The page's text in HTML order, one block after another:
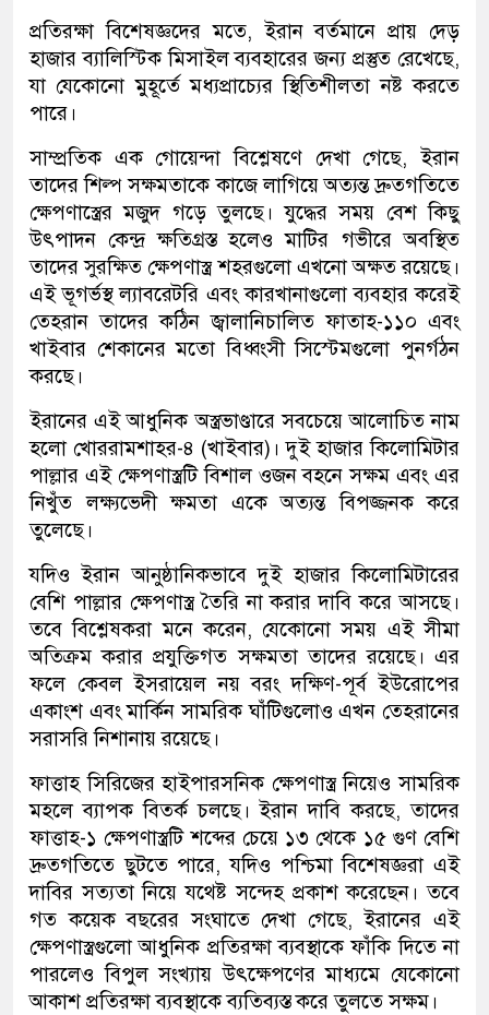
প্রতিরক্ষা বিশেষজ্ঞদের মতে, ইরান বর্তমানে প্রায় দেড়
হাজার ব্যালিস্টিক মিসাইল ব্যবহারের জন্য প্রস্তুত রেখেছে,
যা যেকোনো মুহূর্তে মধ্যপ্রাচ্যের স্থিতিশীলতা নষ্ট করতে
পারে।
সাম্প্রতিক এক গোয়েন্দা বিশ্লেষণে দেখা গেছে, ইরান
তাদের শিল্প সক্ষমতাকে কাজে লাগিয়ে অত্যন্ত দ্রুতগতিতে
ক্ষেপণাস্ত্রের মজুদ গড়ে তুলছে। যুদ্ধের সময় বেশ কিছু
উৎপাদন কেন্দ্র ক্ষতিগ্রস্ত হলেও মাটির গভীরে অবস্থিত
তাদের সুরক্ষিত ক্ষেপণাস্ত্র শহরগুলো এখনো অক্ষত রয়েছে।
এই ভূগর্ভস্থ ল্যাবরেটরি এবং কারখানাগুলো ব্যবহার করেই
তেহরান তাদের কঠিন জ্বালানিচালিত ফাতাহ-১১০ এবং
খাইবার শেকানের মতো বিধ্বংসী সিস্টেমগুলো পুনর্গঠন
করছে।
ইরানের এই আধুনিক অস্ত্রভাণ্ডারে সবচেয়ে আলোচিত নাম
হলো খোররামশাহর-৪ (খাইবার)। দুই হাজার কিলোমিটার
পাল্লার এই ক্ষেপণাস্ত্রটি বিশাল ওজন বহনে সক্ষম এবং এর
নিখুঁত লক্ষ্যভেদী ক্ষমতা একে অত্যন্ত বিপজ্জনক করে
তুলেছে।
যদিও ইরান আনুষ্ঠানিকভাবে দুই হাজার কিলোমিটারের
বেশি পাল্লার ক্ষেপণাস্ত্র তৈরি না করার দাবি করে আসছে।
তবে বিশ্লেষকরা মনে করেন, যেকোনো সময় এই সীমা
অতিক্রম করার প্রযুক্তিগত সক্ষমতা তাদের রয়েছে। এর
ফলে কেবল ইসরায়েল নয় বরং দক্ষিণ-পূর্ব ইউরোপের
একাংশ এবং মার্কিন সামরিক ঘাঁটিগুলোও এখন তেহরানের
সরাসরি নিশানায় রয়েছে।
ফাত্তাহ সিরিজের হাইপারসনিক ক্ষেপণাস্ত্র নিয়েও সামরিক
মহলে ব্যাপক বিতর্ক চলছে। ইরান দাবি করছে, তাদের
ফাত্তাহ-১ ক্ষেপণাস্ত্রটি শব্দের চেয়ে ১৩ থেকে ১৫ গুণ বেশি
দ্রুতগতিতে ছুটতে পারে, যদিও পশ্চিমা বিশেষজ্ঞরা এই
দাবির সত্যতা নিয়ে যথেষ্ট সন্দেহ প্রকাশ করেছেন। তবে
গত কয়েক বছরের সংঘাতে দেখা গেছে, ইরানের এই
ক্ষেপণাস্ত্রগুলো আধুনিক প্রতিরক্ষা ব্যবস্থাকে ফাঁকি দিতে না
পারলেও বিপুল সংখ্যায় উৎক্ষেপণের মাধ্যমে যেকোনো
আকাশ প্রতিরক্ষা ব্যবস্থাকে ব্যতিব্যস্ত করে তুলতে সক্ষম।